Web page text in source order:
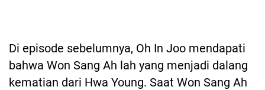
Di episode sebelumnya, Oh In Joo mendapati
bahwa Won Sang Ah lah yang menjadi dalang
kematian dari Hwa Young. Saat Won Sang Ah